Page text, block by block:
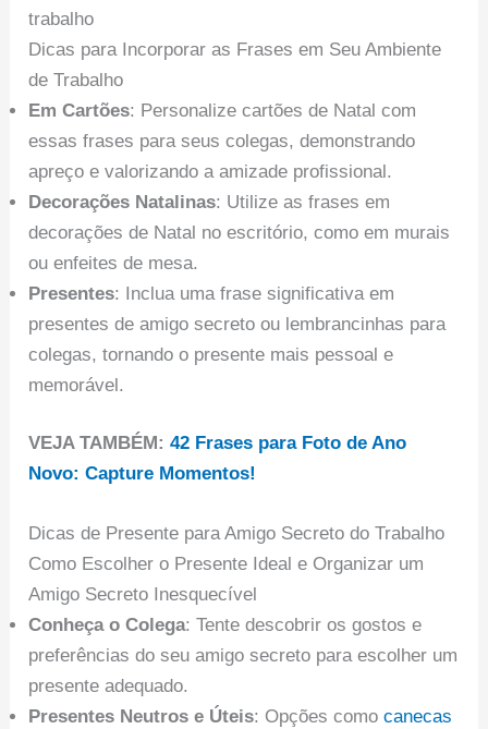
trabalho
Dicas para Incorporar as Frases em Seu Ambiente
de Trabalho
Em Cartões: Personalize cartões de Natal com
essas frases para seus colegas, demonstrando
apreço e valorizando a amizade profissional.
Decorações Natalinas: Utilize as frases em
decorações de Natal no escritório, como em murais
ou enfeites de mesa.
Presentes: Inclua uma frase significativa em
presentes de amigo secreto ou lembrancinhas para
colegas, tornando o presente mais pessoal e
memorável.
VEJA TAMBÉM:42 Frases para Foto de Ano
Novo: Capture Momentos!
Dicas de Presente para Amigo Secreto do Trabalho
Como Escolher o Presente Ideal e Organizar um
Amigo Secreto Inesquecível
Conheça o Colega: Tente descobrir os gostos e
preferências do seu amigo secreto para escolher um
presente adequado.
Presentes Neutros e Úteis: Opções comocanecas